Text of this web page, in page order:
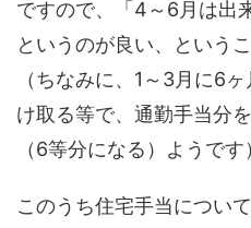
ですので、「4～6月は出
というのが良い、という
（ちなみに、1～3月に6
け取る等で、通勤手当分
（6等分になる）ようです
このうち住宅手当につい